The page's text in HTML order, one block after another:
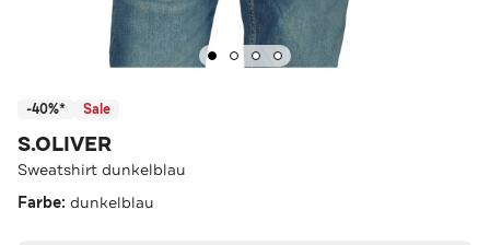
-40%* Sale
S.OLIVER
Sweatshirt dunkelblau
Farbe: dunkelblau